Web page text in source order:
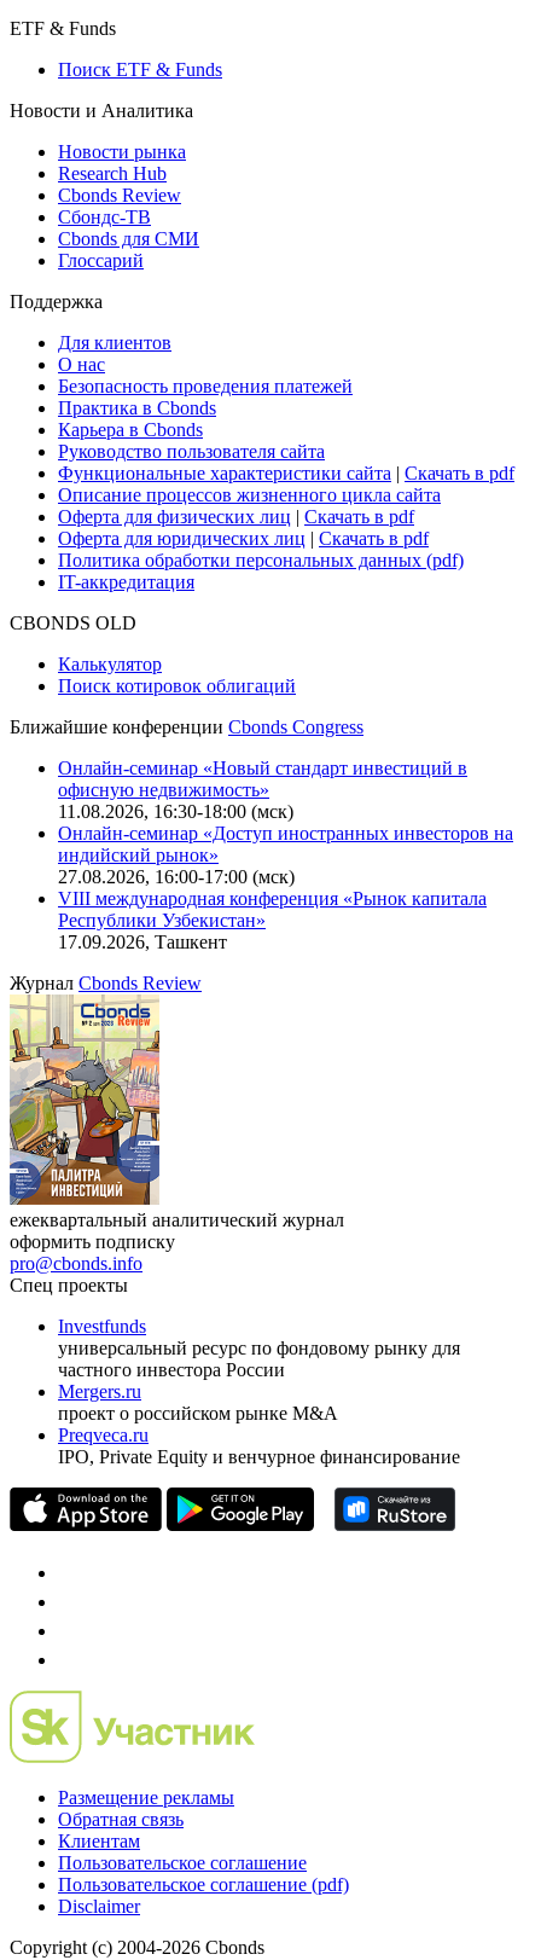
ETF & Funds
Поиск ETF & Funds
Новости и Аналитика
Новости рынка
Research Hub
Cbonds Review
Сбондс-ТВ
Cbonds для СМИ
Глоссарий
Поддержка
Для клиентов
О нас
Безопасность проведения платежей
Практика в Cbonds
Карьера в Cbonds
Руководство пользователя сайта
Функциональные характеристики сайта | Скачать в pdf
Описание процессов жизненного цикла сайта
Оферта для физических лиц | Скачать в pdf
Оферта для юридических лиц | Скачать в pdf
Политика обработки персональных данных (pdf)
IT-аккредитация
CBONDS OLD
Калькулятор
Поиск котировок облигаций
Ближайшие конференции Cbonds Congress
Онлайн-семинар «Новый стандарт инвестиций в
офисную недвижимость»
11.08.2026, 16:30-18:00 (мск)
Онлайн-семинар «Доступ иностранных инвесторов на
индийский рынок»
27.08.2026, 16:00-17:00 (мск)
VIII международная конференция «Рынок капитала
Республики Узбекистан»
17.09.2026, Ташкент
Журнал Cbonds Review
ежеквартальный аналитический журнал
оформить подписку
pro@cbonds.info
Спец проекты
Investfunds
универсальный ресурс по фондовому рынку для
частного инвестора России
Mergers.ru
проект о российском рынке M&A
Preqveca.ru
IPO, Private Equity и венчурное финансирование
Размещение рекламы
Обратная связь
Клиентам
Пользовательское соглашение
Пользовательское соглашение (pdf)
Disclaimer
Copyright (c) 2004-2026 Cbonds